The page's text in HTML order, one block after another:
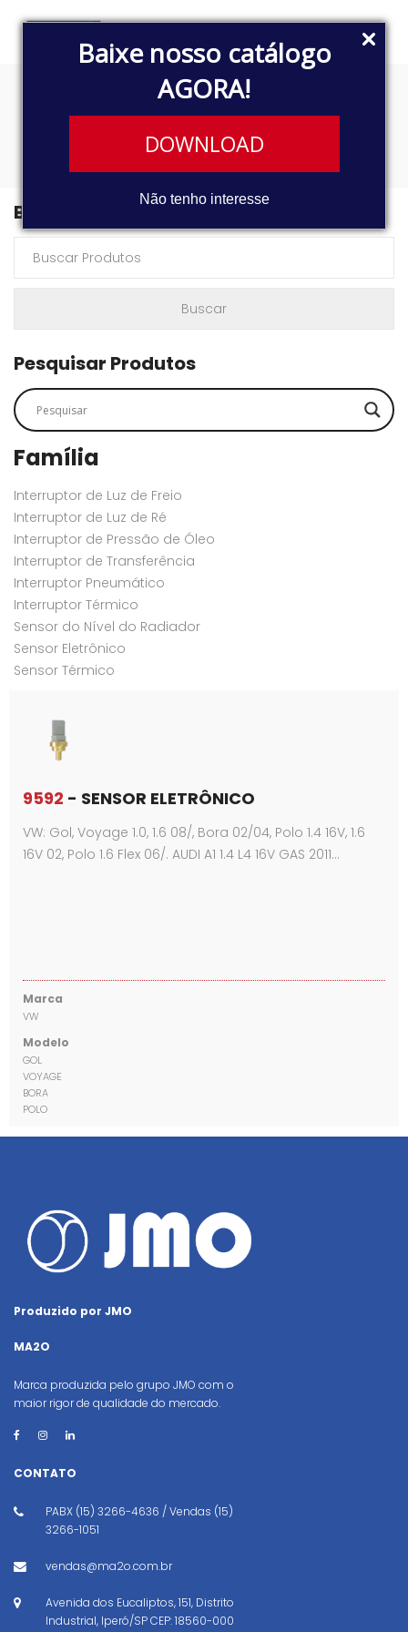
Baixe nosso catálogo
AGORA!
DOWNLOAD
Não tenho interesse
MN980152 MN980264
Buscar Produtos
Pesquisar Produtos
Família
Interruptor de Luz de Freio
Interruptor de Luz de Ré
Interruptor de Pressão de Óleo
Interruptor de Transferência
Interruptor Pneumático
Interruptor Térmico
Sensor do Nível do Radiador
Sensor Eletrônico
Sensor Térmico
9592 - SENSOR ELETRÔNICO
VW: Gol, Voyage 1.0, 1.6 08/, Bora 02/04, Polo 1.4 16V, 1.6
16V 02, Polo 1.6 Flex 06/. AUDI A1 1.4 L4 16V GAS 2011…
Marca
VW
Modelo
GOL
VOYAGE
BORA
POLO
Produzido por JMO
MA2O
Marca produzida pelo grupo JMO com o
maior rigor de qualidade do mercado.
CONTATO
PABX (15) 3266-4636 / Vendas (15)
3266-1051
vendas@ma2o.com.br
Avenida dos Eucaliptos, 151, Distrito
Industrial, Iperó/SP CEP: 18560-000